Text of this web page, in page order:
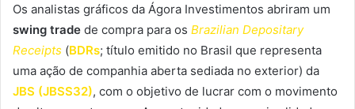
Os analistas gráficos da Ágora Investimentos abriram um
swing trade de compra para os Brazilian Depositary
Receipts (BDRs; título emitido no Brasil que representa
uma ação de companhia aberta sediada no exterior) da
JBS (JBSS32), com o objetivo de lucrar com o movimento